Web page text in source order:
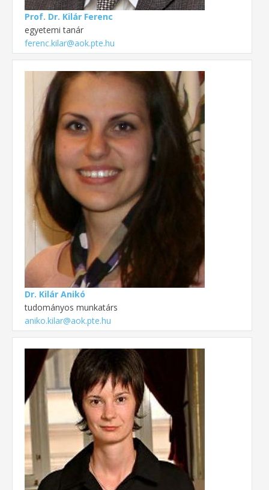
Prof. Dr. Kilár Ferenc
egyetemi tanár
ferenc.kilar@aok.pte.hu
Dr. Kilár Anikó
tudományos munkatárs
aniko.kilar@aok.pte.hu